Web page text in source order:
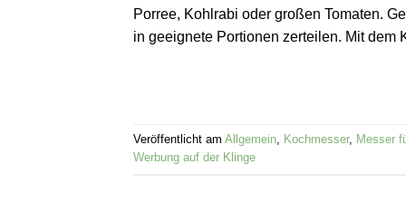
Porree, Kohlrabi oder großen Tomaten.
in geeignete Portionen zerteilen. Mit
Veröffentlicht am Allgemein, Kochmesser, Messer
Werbung auf der Klinge